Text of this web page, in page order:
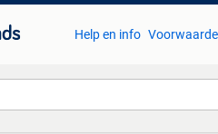
Help en info